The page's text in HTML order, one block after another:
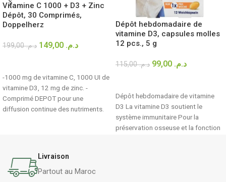
Vitamine C 1000 + D3 + Zinc
Dépôt, 30 Comprimés,
Doppelherz
د.م.199,00 د.م.
-1000 mg de vitamine C, 1000 UI de
vitamine D3, 12 mg de zinc. -
Comprimé DEPOT pour une
diffusion continue des nutriments.
Dépôt hebdomadaire de
vitamine D3, capsules molles
12 pcs., 5 g
د.م.115,00 د.م.
Dépôt hebdomadaire de vitamine
D3 La vitamine D3 soutient le
système immunitaire Pour la
préservation osseuse et la fonction
Livraison
Partout au Maroc